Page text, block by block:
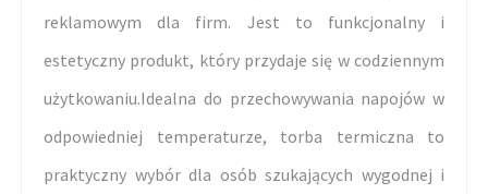
reklamowym dla firm. Jest to funkcjonalny i
estetyczny produkt, który przydaje się w codziennym
użytkowaniu.Idealna do przechowywania napojów w
odpowiedniej temperaturze, torba termiczna to
praktyczny wybór dla osób szukających wygodnej i